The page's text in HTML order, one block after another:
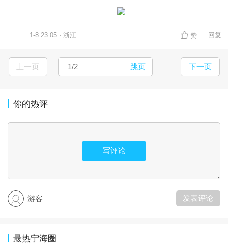
1-8 23:05 · 浙江 赞 回复
上一页 跳页 下一页
你的热评
写评论
游客 发表评论
最热宁海圈